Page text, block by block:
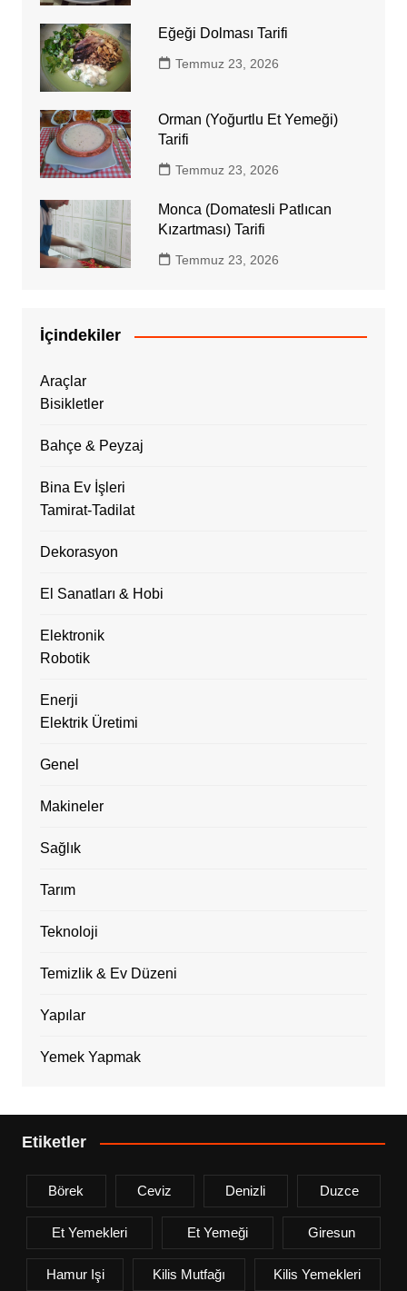
Eğeği Dolması Tarifi
Temmuz 23, 2026
Orman (Yoğurtlu Et Yemeği)
Tarifi
Temmuz 23, 2026
Monca (Domatesli Patlıcan
Kızartması) Tarifi
Temmuz 23, 2026
İçindekiler
Araçlar
Bisikletler
Bahçe & Peyzaj
Bina Ev İşleri
Tamirat-Tadilat
Dekorasyon
El Sanatları & Hobi
Elektronik
Robotik
Enerji
Elektrik Üretimi
Genel
Makineler
Sağlık
Tarım
Teknoloji
Temizlik & Ev Düzeni
Yapılar
Yemek Yapmak
Etiketler
Börek Ceviz Denizli Duzce
Et Yemekleri Et Yemeği Giresun
Hamur Işi Kilis Mutfağı Kilis Yemekleri